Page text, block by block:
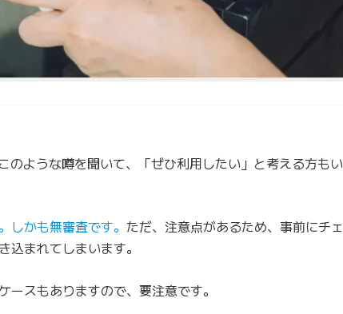
ような噂を聞いて、「ぜひ利用したい」と考える方もい
かも無審査です。 ただ、注意点があるため、事前にチェ
まれてしまいます。
スもありますので、要注意です。